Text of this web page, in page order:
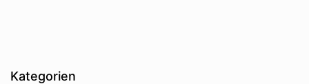
Kategorien